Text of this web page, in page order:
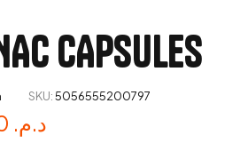
CAPSULES
SKU:5056555200797
د.م.